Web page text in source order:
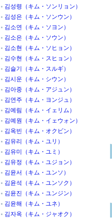
김성령（キム・ソンリョン）
김성은（キム・ソンウン）
김소연（キム・ソヨン）
김소은（キム・ソウン）
김소현（キム・ソヒョン）
김수현（キム・スヒョン）
김슬기（キム・スルギ）
김시운（キム・シウン）
김아중（キム・アジュン）
김연주（キム・ヨンジュ）
김예림（キム・イェリム）
김예원（キム・イェウォン）
김옥빈（キム・オクビン）
김유리（キム・ユリ）
김유미（キム・ユミ）
김유정（キム・ユジョン）
김윤서（キム・ユンソ）
김윤석（キム・ユンソク）
김윤진（キム・ユンジン）
김윤해（キム・ユネ）
김자옥（キム・ジャオク）